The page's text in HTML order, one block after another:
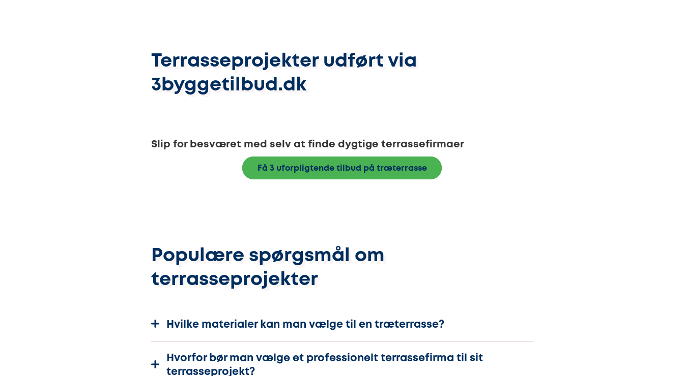
Terrasseprojekter udført via
3byggetilbud.dk
Slip for besværet med selv at finde dygtige terrassefirmaer
Få 3 uforpligtende tilbud på træterrasse
Populære spørgsmål om
terrasseprojekter
Hvilke materialer kan man vælge til en træterrasse?
Hvorfor bør man vælge et professionelt terrassefirma til sit
terrasseprojekt?